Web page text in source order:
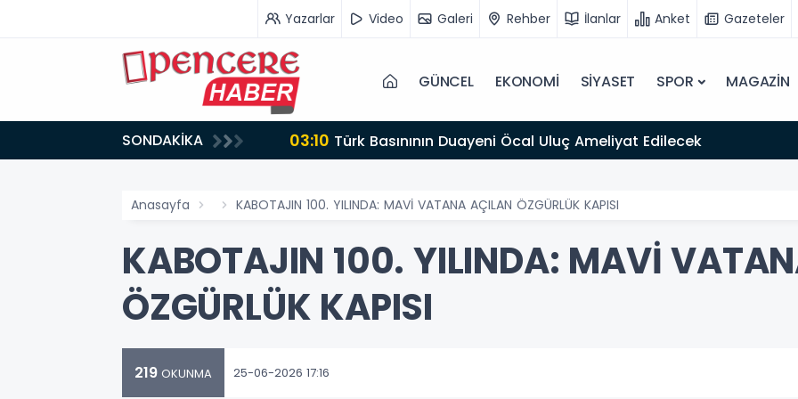
Yazarlar Video Galeri Rehber İlanlar Anket Gazeteler
GÜNCEL EKONOMİ SİYASET SPOR MAGAZİN
SONDAKİKA 03:10 Türk Basınının Duayeni Öcal Uluç Ameliyat Edilecek
Anasayfa KABOTAJIN 100. YILINDA: MAVİ VATANA AÇILAN ÖZGÜRLÜK KAPISI
KABOTAJIN 100. YILINDA: MAVİ
ÖZGÜRLÜK KAPISI
219 OKUNMA 25-06-2026 17:16